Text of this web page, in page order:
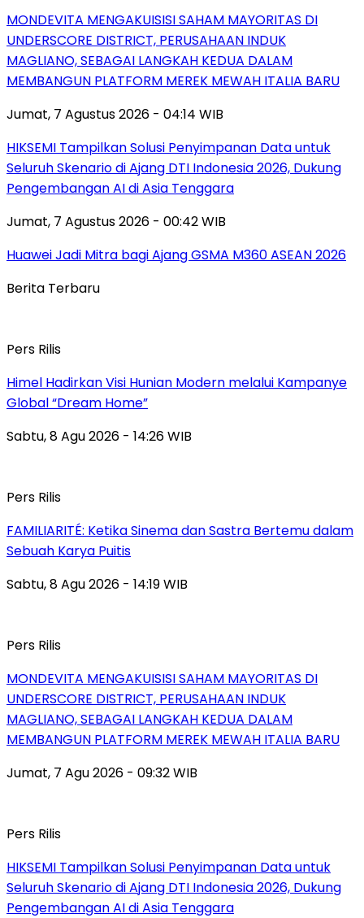
MONDEVITA MENGAKUISISI SAHAM MAYORITAS DI
UNDERSCORE DISTRICT, PERUSAHAAN INDUK
MAGLIANO, SEBAGAI LANGKAH KEDUA DALAM
MEMBANGUN PLATFORM MEREK MEWAH ITALIA BARU
Jumat, 7 Agustus 2026 - 04:14 WIB
HIKSEMI Tampilkan Solusi Penyimpanan Data untuk
Seluruh Skenario di Ajang DTI Indonesia 2026, Dukung
Pengembangan AI di Asia Tenggara
Jumat, 7 Agustus 2026 - 00:42 WIB
Huawei Jadi Mitra bagi Ajang GSMA M360 ASEAN 2026
Berita Terbaru
Pers Rilis
Himel Hadirkan Visi Hunian Modern melalui Kampanye
Global “Dream Home”
Sabtu, 8 Agu 2026 - 14:26 WIB
Pers Rilis
FAMILIARITÉ: Ketika Sinema dan Sastra Bertemu dalam
Sebuah Karya Puitis
Sabtu, 8 Agu 2026 - 14:19 WIB
Pers Rilis
MONDEVITA MENGAKUISISI SAHAM MAYORITAS DI
UNDERSCORE DISTRICT, PERUSAHAAN INDUK
MAGLIANO, SEBAGAI LANGKAH KEDUA DALAM
MEMBANGUN PLATFORM MEREK MEWAH ITALIA BARU
Jumat, 7 Agu 2026 - 09:32 WIB
Pers Rilis
HIKSEMI Tampilkan Solusi Penyimpanan Data untuk
Seluruh Skenario di Ajang DTI Indonesia 2026, Dukung
Pengembangan AI di Asia Tenggara